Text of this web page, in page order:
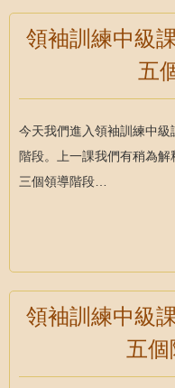
領袖訓練中級
五
今天我們進入領袖訓練中
階段。上一課我們有稍為
三個領導階段…
領袖訓練中級
五個